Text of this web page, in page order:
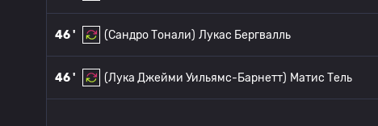
46 ' (Сандро Тонали) Лукас Бергвалль
46 ' (Лука Джейми Уильямс-Барнетт) Матис Тель